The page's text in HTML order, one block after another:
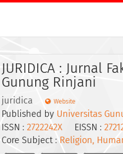
JURIDICA : Jurnal
Gunung Rinjani
juridica Website
Published by Universitas
ISSN : 2722242XEISSN :
Core Subject : Religion,